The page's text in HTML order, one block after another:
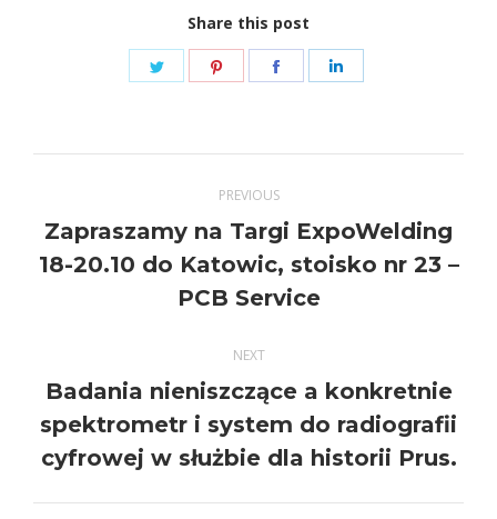
Share this post
Share
Share
Share
navigation
PREVIOUS
Previous
post:
Zapraszamy na Targi ExpoWelding
18-20.10 do Katowic, stoisko nr 23 –
PCB Service
NEXT
Next
post:
Badania nieniszczące a konkretnie
spektrometr i system do radiografii
cyfrowej w służbie dla historii Prus.